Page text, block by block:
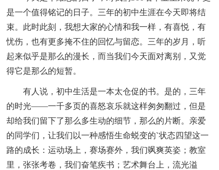
是一个值得铭记的日子。三年的初中生涯在今天即将结
束。此时此刻，我想大家的心情和我一样，有喜悦，有
忧伤，也有更多掩不住的回忆与留恋。三年的岁月，听
起来似乎是那么的漫长，而当我们今天面对离别，又觉
得它是那么的短暂。
有人说，初中生活是一本太仓促的书。是的，三年
的时光——一千多页的喜怒哀乐就这样匆匆翻过，但是
却给我们留下了那么多生动的细节，那么的片断。亲爱
的同学们，让我们以一种感悟生命蜕变的`状态四望这一
路的成长：运动场上，赛场赛外，我们飒爽英姿；教室
里，张张考卷，我们奋笔疾书；艺术舞台上，流光溢